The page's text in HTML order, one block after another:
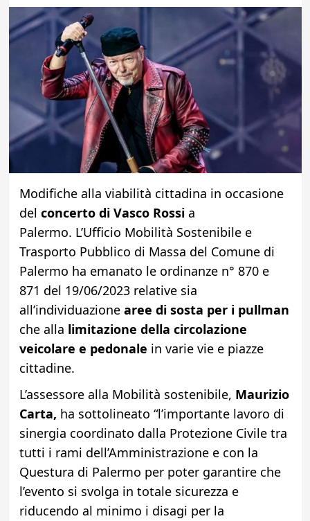
Modifiche alla viabilità cittadina in occasione
del concerto di Vasco Rossia
Palermo. L’Ufficio Mobilità Sostenibile e
Trasporto Pubblico di Massa del Comune di
Palermo ha emanato le ordinanze n° 870 e
871 del 19/06/2023 relative sia
all’individuazione aree di sosta per i pullman
che alla limitazione della circolazione
veicolare e pedonale in varie vie e piazze
cittadine.
L’assessore alla Mobilità sostenibile, Maurizio
Carta, ha sottolineato “l’importante lavoro di
sinergia coordinato dalla Protezione Civile tra
tutti i rami dell’Amministrazione e con la
Questura di Palermo per poter garantire che
l’evento si svolga in totale sicurezza e
riducendo al minimo i disagi per la